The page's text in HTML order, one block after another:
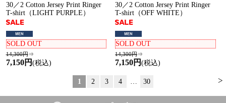
30／2 Cotton Jersey Print Ringer
T-shirt（LIGHT PURPLE）
SOLD OUT
14,300円⇒
7,150円 (税込)
30／2 Cotton Jersey Print Ringer
T-shirt（OFF WHITE）
SOLD OUT
14,300円⇒
7,150円(税込)
>
1 2 3 4 … 30